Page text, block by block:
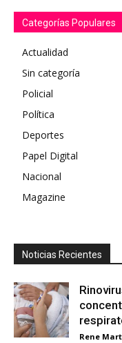
Categorías Populares
Actualidad
Sin categoría
Policial
Política
Deportes
Papel Digital
Nacional
Magazine
Noticias Recientes
Rene